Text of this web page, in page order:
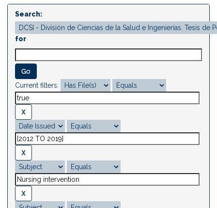
Search:
for
Current filters: